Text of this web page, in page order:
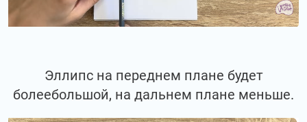
Эллипс на переднем плане будет
болеебольшой, на дальнем плане меньше.